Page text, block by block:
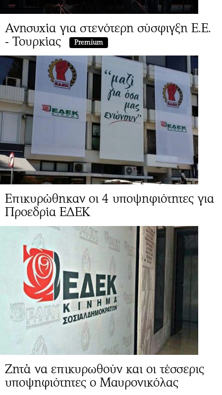
Ανησυχία για στενότερη σύσφιγξη Ε.Ε.
- Τουρκίας
Premium
Επικυρώθηκαν οι 4 υποψηφιότητες για
Προεδρία ΕΔΕΚ
Ζητά να επικυρωθούν και οι τέσσερις
υποψηφιότητες ο Μαυρονικόλας